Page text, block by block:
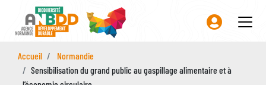
contenu
Accueil
Normandie
Sensibilisation du grand public au gaspillage alimentaire et à